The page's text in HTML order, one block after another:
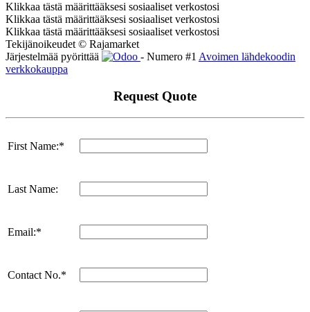
Klikkaa tästä määrittääksesi sosiaaliset verkostosi
Klikkaa tästä määrittääksesi sosiaaliset verkostosi
Klikkaa tästä määrittääksesi sosiaaliset verkostosi
Tekijänoikeudet © Rajamarket
Järjestelmää pyörittää
- Numero #1 Avoimen lähdekoodin
verkkokauppa
Request Quote
First Name:*
Last Name:
Email:*
Contact No.*